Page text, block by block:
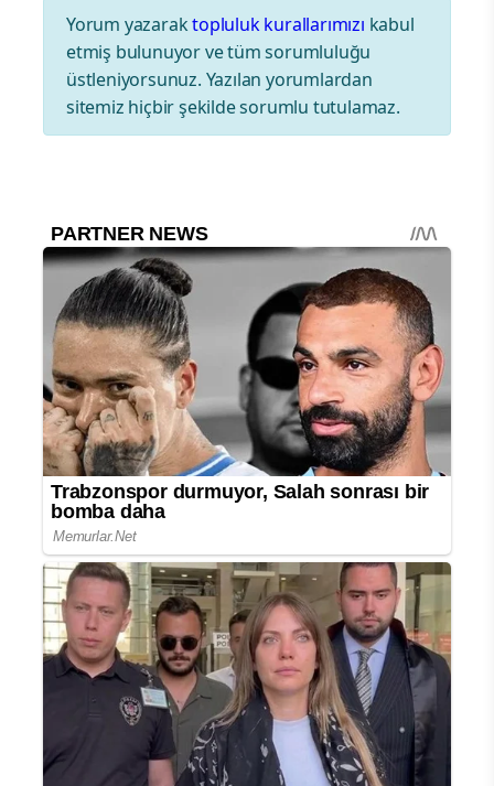
Yorum yazaraktopluluk kurallarımızı kabul
etmiş bulunuyor ve tüm sorumluluğu
üstleniyorsunuz. Yazılan yorumlardan
sitemiz hiçbir şekilde sorumlu tutulamaz.